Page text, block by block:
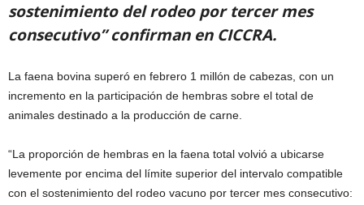
sostenimiento del rodeo por tercer mes
consecutivo” confirman en CICCRA.
La faena bovina superó en febrero 1 millón de cabezas, con un
incremento en la participación de hembras sobre el total de
animales destinado a la producción de carne.
“La proporción de hembras en la faena total volvió a ubicarse
levemente por encima del límite superior del intervalo compatible
con el sostenimiento del rodeo vacuno por tercer mes consecutivo: